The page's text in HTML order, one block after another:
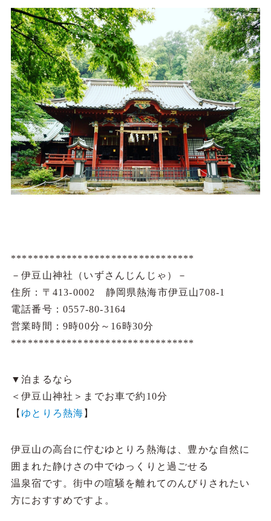
*********************************
－伊豆山神社（いずさんじんじゃ）－
住所：〒413-0002 静岡県熱海市伊豆山708-1
電話番号：0557-80-3164
営業時間：9時00分～16時30分
*********************************
▼泊まるなら
＜伊豆山神社＞までお車で約10分
【 ゆとりろ熱海 】
伊豆山の高台に佇むゆとりろ熱海は、豊かな自然に
囲まれた静けさの中でゆっくりと過ごせる
温泉宿です。街中の喧騒を離れてのんびりされたい
方におすすめですよ。